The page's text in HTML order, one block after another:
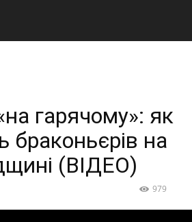
гарячому»: як
браконьєрів на
(ВІДЕО)
979